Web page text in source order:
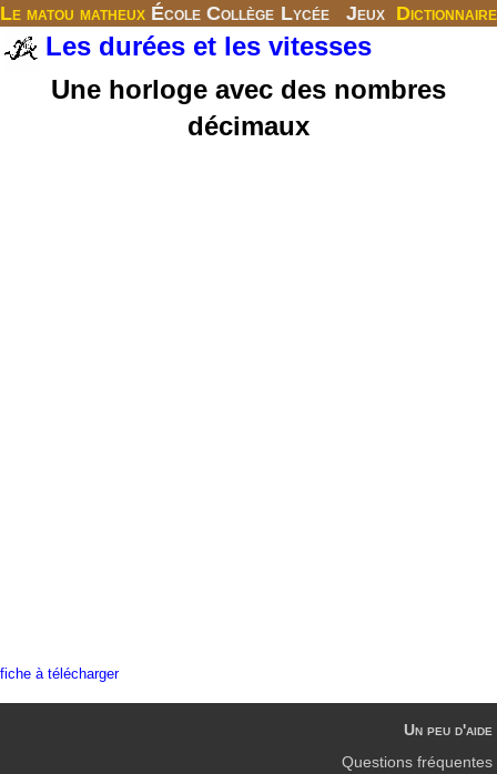
Le matou matheux École Collège Lycée Jeux Dictionnaire
Les durées et les vitesses
Une horloge avec des nombres
décimaux
fiche à télécharger
Un peu d'aide
Questions fréquentes